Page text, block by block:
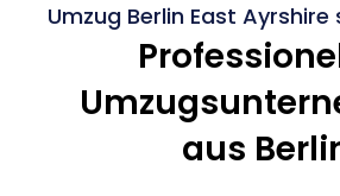
Umzug Berlin East Ayrshire
aus